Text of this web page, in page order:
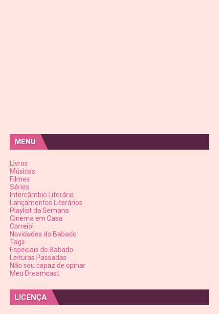
MENU
Livros
Músicas
Filmes
Séries
Intercâmbio Literário
Lançamentos Literários
Playlist da Semana
Cinema em Casa
Correio!
Novidades do Babado
Tags
Especiais do Babado
Leituras Passadas
Não sou capaz de opinar
Meu Dreamcast
LICENÇA